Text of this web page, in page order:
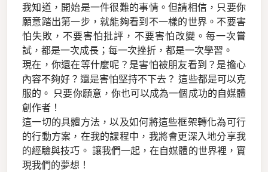
我知道，開始是一件很難的事情。但請相信，只要你
願意踏出第一步，就能夠看到不一樣的世界。不要害
怕失敗，不要害怕批評，不要害怕改變。每一次嘗
試，都是一次成長；每一次挫折，都是一次學習。
現在，你還在等什麼呢？是害怕被朋友看到？是擔心
內容不夠好？還是害怕堅持不下去？ 這些都是可以克
服的。 只要你願意，你也可以成為一個成功的自媒體
創作者！
這一切的具體方法，以及如何將這些框架轉化為可行
的行動方案，在我的課程中，我將會更深入地分享我
的經驗與技巧。 讓我們一起，在自媒體的世界裡，實
現我們的夢想！